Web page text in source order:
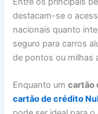
destacam-se o
nacionais quanto
seguro para carros
de pontos ou milhas
Enquanto umcartão
cartão de crédito